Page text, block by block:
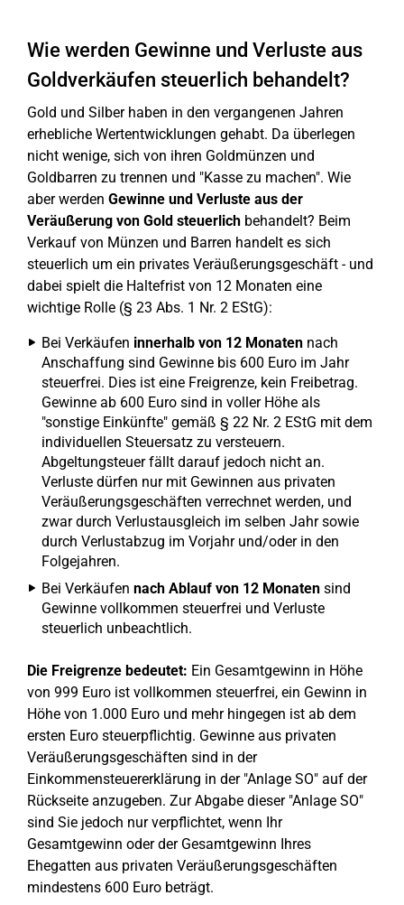
Wie werden Gewinne und Verluste aus
Goldverkäufen steuerlich behandelt?
Gold und Silber haben in den vergangenen Jahren
erhebliche Wertentwicklungen gehabt. Da überlegen
nicht wenige, sich von ihren Goldmünzen und
Goldbarren zu trennen und "Kasse zu machen". Wie
aber werden Gewinne und Verluste aus der
Veräußerung von Gold steuerlich behandelt? Beim
Verkauf von Münzen und Barren handelt es sich
steuerlich um ein privates Veräußerungsgeschäft - und
dabei spielt die Haltefrist von 12 Monaten eine
wichtige Rolle (§ 23 Abs. 1 Nr. 2 EStG):
Bei Verkäufen innerhalb von 12 Monaten nach
Anschaffung sind Gewinne bis 600 Euro im Jahr
steuerfrei. Dies ist eine Freigrenze, kein Freibetrag.
Gewinne ab 600 Euro sind in voller Höhe als
"sonstige Einkünfte" gemäß § 22 Nr. 2 EStG mit dem
individuellen Steuersatz zu versteuern.
Abgeltungsteuer fällt darauf jedoch nicht an.
Verluste dürfen nur mit Gewinnen aus privaten
Veräußerungsgeschäften verrechnet werden, und
zwar durch Verlustausgleich im selben Jahr sowie
durch Verlustabzug im Vorjahr und/oder in den
Folgejahren.
Bei Verkäufen nach Ablauf von 12 Monaten sind
Gewinne vollkommen steuerfrei und Verluste
steuerlich unbeachtlich.
Die Freigrenze bedeutet: Ein Gesamtgewinn in Höhe
von 999 Euro ist vollkommen steuerfrei, ein Gewinn in
Höhe von 1.000 Euro und mehr hingegen ist ab dem
ersten Euro steuerpflichtig. Gewinne aus privaten
Veräußerungsgeschäften sind in der
Einkommensteuererklärung in der "Anlage SO" auf der
Rückseite anzugeben. Zur Abgabe dieser "Anlage SO"
sind Sie jedoch nur verpflichtet, wenn Ihr
Gesamtgewinn oder der Gesamtgewinn Ihres
Ehegatten aus privaten Veräußerungsgeschäften
mindestens 600 Euro beträgt.